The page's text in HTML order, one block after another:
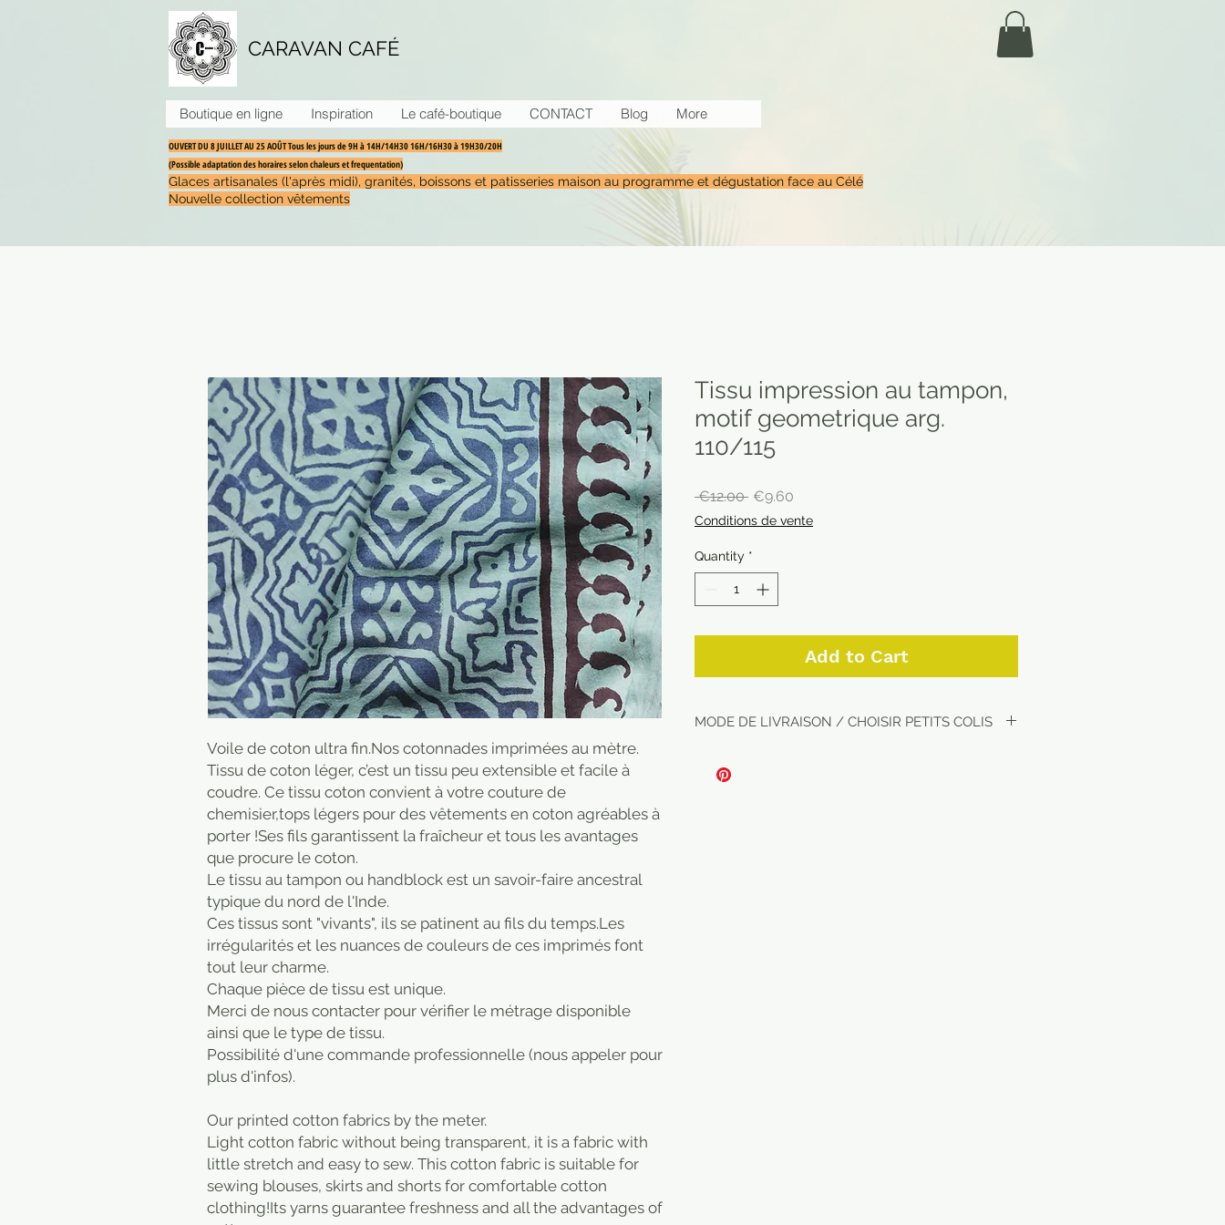
CARAVAN CAFÉ
Boutique en ligne Inspiration Le café-boutique CONTACT Blog More
OUVERT DU 8 JUILLET AU 25 AOÛT Tous les jours de 9H à 14H/14H30 16H/16H30 à 19H30/20H
(Possible adaptation des horaires selon chaleurs et frequentation)
Glaces artisanales (l'après midi), granités, boissons et patisseries maison au programme et dégustation face au Célé
Nouvelle collection vêtements
Voile de coton ultra fin.Nos cotonnades imprimées au mètre.
Tissu de coton léger, c’est un tissu peu extensible et facile à
coudre. Ce tissu coton convient à votre couture de
chemisier,tops légers pour des vêtements en coton agréables à
porter !Ses fils garantissent la fraîcheur et tous les avantages
que procure le coton.
Le tissu au tampon ou handblock est un savoir-faire ancestral
typique du nord de l'Inde.
Ces tissus sont "vivants", ils se patinent au fils du temps.Les
irrégularités et les nuances de couleurs de ces imprimés font
tout leur charme.
​Chaque pièce de tissu est unique.
Merci de nous contacter pour vérifier le métrage disponible
ainsi que le type de tissu.
Possibilité d'une commande professionnelle (nous appeler pour
plus d'infos).
Our printed cotton fabrics by the meter.
Light cotton fabric without being transparent, it is a fabric with
little stretch and easy to sew. This cotton fabric is suitable for
sewing blouses, skirts and shorts for comfortable cotton
clothing!Its yarns guarantee freshness and all the advantages of
Tissu impression au tampon,
motif geometrique arg.
110/115
€12.00 Regular
Price
€9.60
Price
Conditions de vente
Quantity *
Add to Cart
MODE DE LIVRAISON / CHOISIR PETITS COLIS